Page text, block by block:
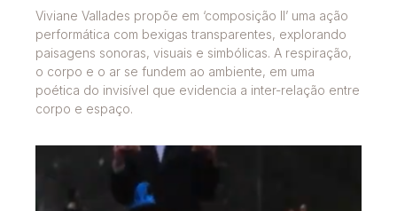
Viviane Vallades propõe em ‘composição II’ uma ação
performática com bexigas transparentes, explorando
paisagens sonoras, visuais e simbólicas. A respiração,
o corpo e o ar se fundem ao ambiente, em uma
poética do invisível que evidencia a inter-relação entre
corpo e espaço.